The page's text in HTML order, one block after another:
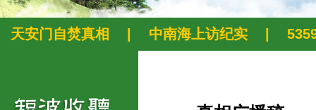
天安门自焚真相 中南海上访纪实